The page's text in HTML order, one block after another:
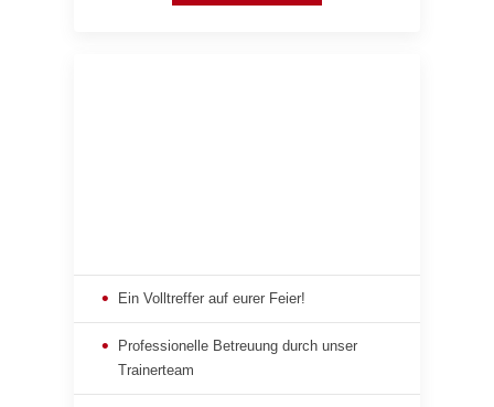
Ein Volltreffer auf eurer Feier!
Professionelle Betreuung durch unser
Trainerteam